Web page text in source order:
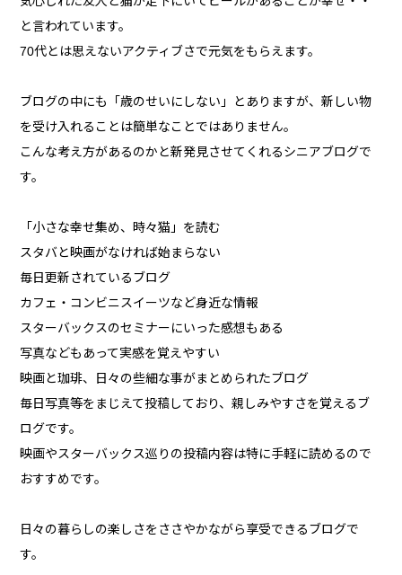
と言われています。
70代とは思えないアクティブさで元気をもらえます。
ブログの中にも「歳のせいにしない」とありますが、新しい物
を受け入れることは簡単なことではありません。
こんな考え方があるのかと新発見させてくれるシニアブログで
す。
「小さな幸せ集め、時々猫」を読む
スタバと映画がなければ始まらない
毎日更新されているブログ
カフェ・コンビニスイーツなど身近な情報
スターバックスのセミナーにいった感想もある
写真などもあって実感を覚えやすい
映画と珈琲、日々の些細な事がまとめられたブログ
毎日写真等をまじえて投稿しており、親しみやすさを覚えるブ
ログです。
映画やスターバックス巡りの投稿内容は特に手軽に読めるので
おすすめです。
日々の暮らしの楽しさをささやかながら享受できるブログで
す。